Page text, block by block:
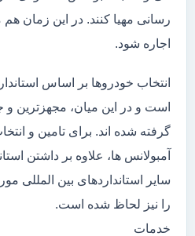
رسانی مهیا کنند. در این زمان
اجاره شود.
انتخاب خودروها بر اساس
است و در این میان، مجهزترین و
گرفته شده اند. برای تامین و
آمبولانس ها، علاوه بر داشتن
سایر استانداردهای بین المللی
را نیز لحاظ شده است.
خدمات